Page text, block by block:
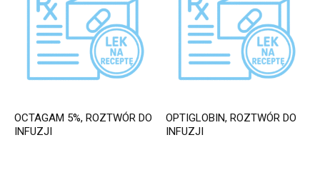
OCTAGAM 5%, ROZTWÓR DO
INFUZJI
OPTIGLOBIN, ROZTWÓR DO
INFUZJI